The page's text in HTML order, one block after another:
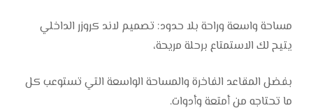
مساحة واسعة وراحة بلا حدود: تصميم لاند كروزر الداخلي
يتيح لك الاستمتاع برحلة مريحة،
بفضل المقاعد الفاخرة والمساحة الواسعة التي تستوعب كل
ما تحتاجه من أمتعة وأدوات.